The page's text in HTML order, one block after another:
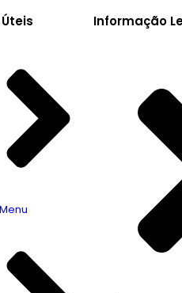
Menu
Informação